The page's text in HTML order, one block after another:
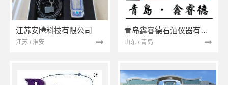
江苏安腾科技有限公司
江苏 / 淮安
青岛鑫睿德石油仪器有限公司
山东 / 青岛